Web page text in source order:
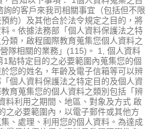
的客戶來我司相關事宜（包括但不限
約）及其他合於法令規定之目的，將
。依據法務部「個人資料保護法之特
類，啟程國際教育蒐集您個人資料之
隊相關的業務」(115)。 1, 個人資料
點特定目的之必要範圍內蒐集您的個
您的姓名，年齡及電子信箱等可以辨
個人資料保護法之特定目的及個人資
育蒐集您的個人資料之類別包括「辨
料利用之期間、地區、對象及方式 啟
之必要範圍內，以電子郵件或其他方
、處理、利用您的個人資料。為達成